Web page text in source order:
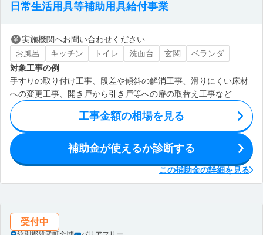
日常生活用具等補助用具給付事業
実施機関へお問い合わせください
お風呂
キッチン トイレ 洗面台 玄関
ベランダ
対象工事の例
手すりの取り付け工事、段差や傾斜の解消工事、滑りにくい床材
への変更工事、開き戸から引き戸等への扉の取替え工事など
工事金額の相場を見る
補助金が使えるか診断する
この補助金の詳細を見る
受付中